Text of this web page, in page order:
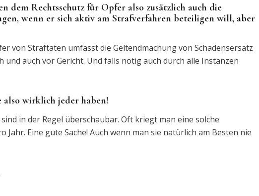
dem Rechtsschutz für Opfer also zusätzlich auch die
wenn er sich aktiv am Strafverfahren beteiligen will, aber
von Straftaten umfasst die Geltendmachung von Schadensersatz
und auch vor Gericht. Und falls nötig auch durch alle Instanzen
also wirklich jeder haben!
in der Regel überschaubar. Oft kriegt man eine solche
Eine gute Sache! Auch wenn man sie natürlich am Besten nie